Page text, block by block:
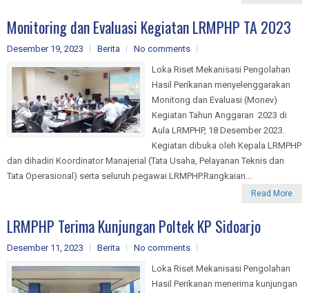
Monitoring dan Evaluasi Kegiatan LRMPHP TA 2023
Desember 19, 2023 Berita
No comments
Loka Riset Mekanisasi Pengolahan
Hasil Perikanan menyelenggarakan
Monitong dan Evaluasi (Monev)
Kegiatan Tahun Anggaran 2023 di
Aula LRMPHP, 18 Desember 2023.
Kegiatan dibuka oleh Kepala LRMPHP
dan dihadiri Koordinator Manajerial (Tata Usaha, Pelayanan Teknis dan
Tata Operasional) serta seluruh pegawai LRMPHP.Rangkaian...
Read More
LRMPHP Terima Kunjungan Poltek KP Sidoarjo
Desember 11, 2023 Berita
No comments
Loka Riset Mekanisasi Pengolahan
Hasil Perikanan menerima kunjungan